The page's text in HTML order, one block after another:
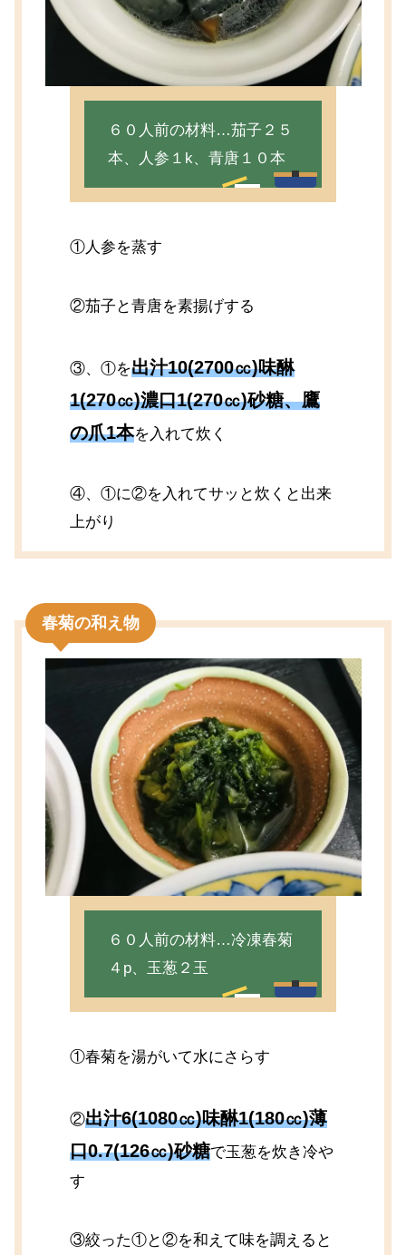
６０人前の材料…茄子２５
本、人参１k、青唐１０本
①人参を蒸す
②茄子と青唐を素揚げする
③、①を出汁10(2700㏄)味醂
1(270㏄)濃口1(270㏄)砂糖、鷹
の爪1本を入れて炊く
④、①に②を入れてサッと炊くと出来
上がり
春菊の和え物
６０人前の材料…冷凍春菊
４p、玉葱２玉
①春菊を湯がいて水にさらす
②出汁6(1080㏄)味醂1(180㏄)薄
口0.7(126㏄)砂糖で玉葱を炊き冷や
す
③絞った①と②を和えて味を調えると